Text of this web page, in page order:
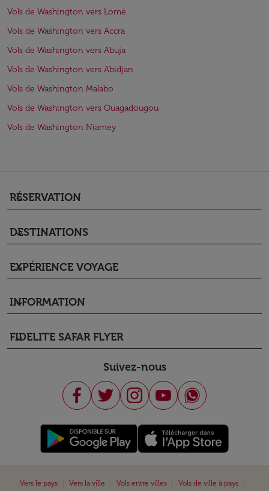
Vols de Washington vers Lomé
Vols de Washington vers Accra
Vols de Washington vers Abuja
Vols de Washington vers Abidjan
Vols de Washington Malabo
Vols de Washington vers Ouagadougou
Vols de Washington Niamey
RÉSERVATION
keyboard_arrow_down
DESTINATIONS
keyboard_arrow_down
EXPÉRIENCE VOYAGE
keyboard_arrow_down
INFORMATION
keyboard_arrow_down
FIDELITE SAFAR FLYER
keyboard_arrow_down
Suivez-nous
Vers le pays Vers la ville Vols entre villes Vols de ville à pays